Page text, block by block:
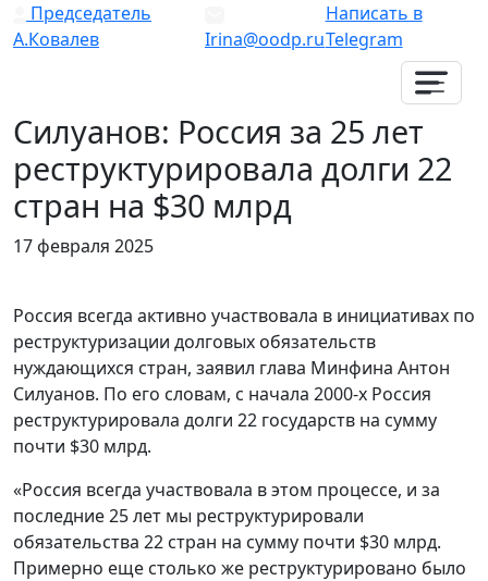
Председатель
А.Ковалев
Irina@oodp.ru
Написать в
Telegram
Силуанов: Россия за 25 лет
реструктурировала долги 22
стран на $30 млрд
17 февраля 2025
Россия всегда активно участвовала в инициативах по
реструктуризации долговых обязательств
нуждающихся стран, заявил глава Минфина Антон
Силуанов. По его словам, с начала 2000-х Россия
реструктурировала долги 22 государств на сумму
почти $30 млрд.
«Россия всегда участвовала в этом процессе, и за
последние 25 лет мы реструктурировали
обязательства 22 стран на сумму почти $30 млрд.
Примерно еще столько же реструктурировано было